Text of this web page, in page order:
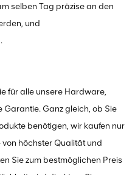
selben Tag präzise an den
und
für alle unsere Hardware,
Ganz gleich, ob Sie
benötigen, wir kaufen nur
höchster Qualität und
Sie zum bestmöglichen Preis